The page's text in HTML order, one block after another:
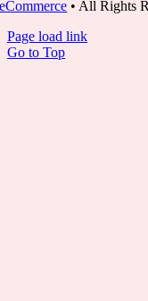
eCommerce • All Rights
Page load link
Go to Top